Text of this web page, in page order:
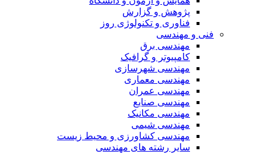
پژوهش و گزارش
فناوری و تکنولوژی روز
فنی و مهندسی
مهندسی برق
کامپیوتر و گرافیک
مهندسی شهرسازی
مهندسی معماری
مهندسی عمران
مهندسی صنایع
مهندسی مکانیک
مهندسی شیمی
مهندسی کشاورزی و محیط زیست
سایر رشته های مهندسی